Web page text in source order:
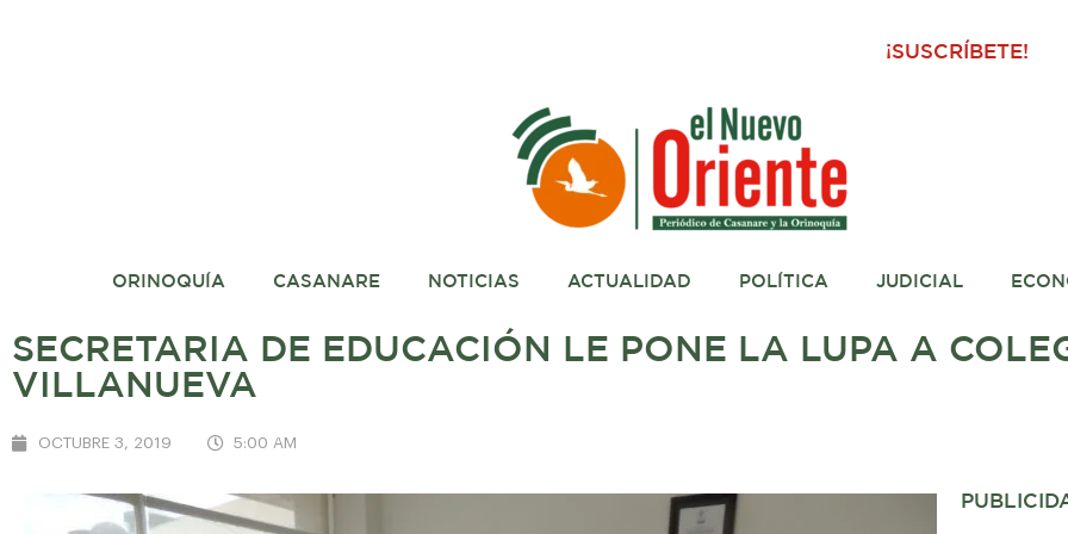
¡SUSCRÍBETE!
ORINOQUÍA CASANARE NOTICIAS ACTUALIDAD POLÍTICA JUDICIAL
SECRETARIA DE EDUCACIÓN LE PONE LA LUPA A
VILLANUEVA
OCTUBRE 3, 2019 5:00 AM